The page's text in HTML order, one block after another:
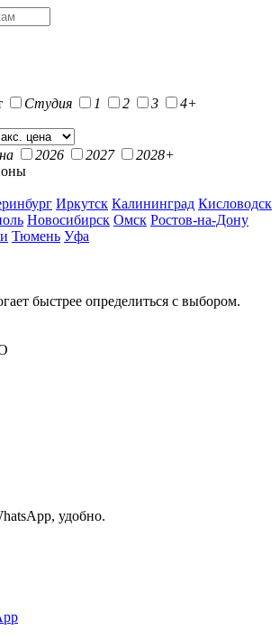
Студия 1 2 3
4+
2026 2027
2028+
Иркутск Калининград Кисловодск
Новосибирск Омск Ростов-на-Дону
Тюмень Уфа
быстрее определиться с выбором.
удобно.